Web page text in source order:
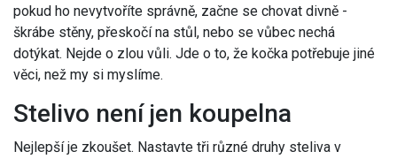
pokud ho nevytvoříte správně, začne se chovat divně -
škrábe stěny, přeskočí na stůl, nebo se vůbec nechá
dotýkat. Nejde o zlou vůli. Jde o to, že kočka potřebuje jiné
věci, než my si myslíme.
Stelivo není jen koupelna
Nejlepší je zkoušet. Nastavte tři různé druhy steliva v